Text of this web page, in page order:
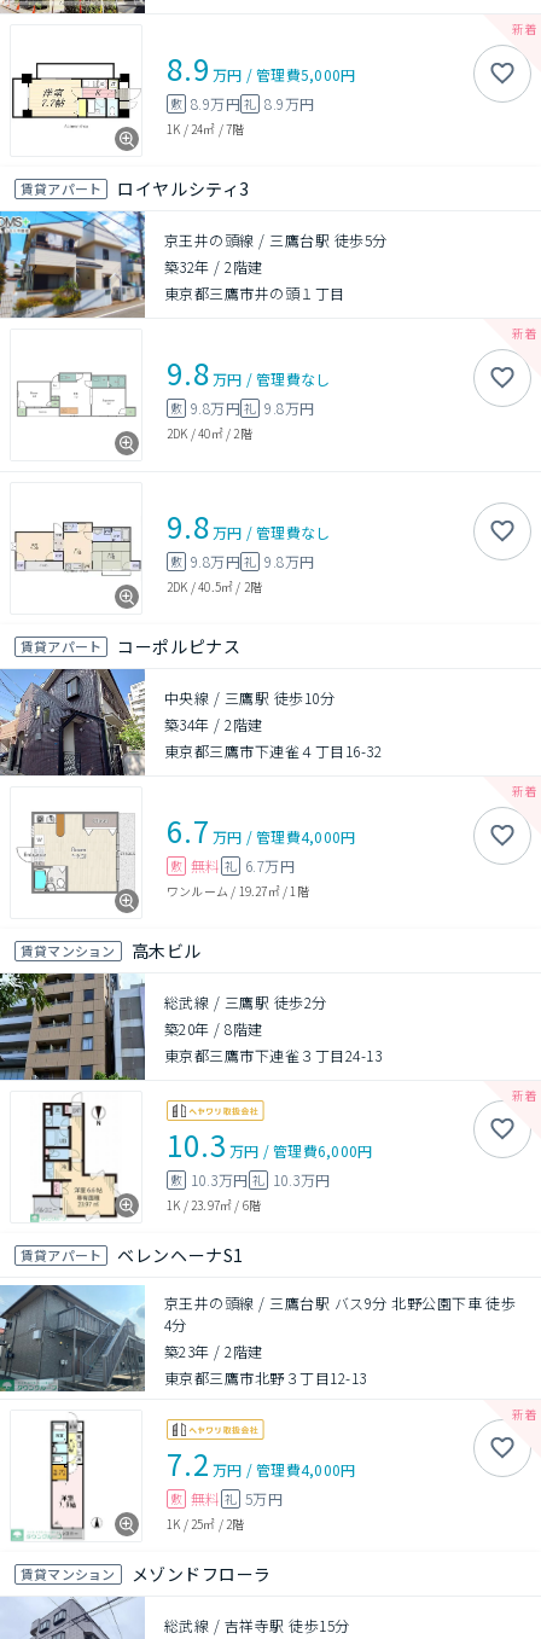
8.9 万円 /管理費5,000円
敷 8.9万円礼 8.9万円
1K / 24㎡ /7階
賃貸アパート ロイヤルシティ3
京王井の頭線 / 三鷹台駅 徒歩5分
築32年 /2階建
東京都三鷹市井の頭１丁目
9.8万円 /管理費なし
敷 9.8万円礼 9.8万円
2DK /40㎡/ 2階
9.8万円 /管理費なし
敷 9.8万円礼 9.8万円
2DK /40.5㎡ / 2階
賃貸アパート コーポルピナス
中央線 / 三鷹駅 徒歩10分
築34年 /2階建
東京都三鷹市下連雀４丁目16-32
6.7 万円 /管理費4,000円
敷 無料 礼 6.7万円
ワンルーム / 19.27㎡/ 1階
賃貸マンション 高木ビル
総武線 / 三鷹駅 徒歩2分
築20年 /8階建
東京都三鷹市下連雀３丁目24-13
10.3 万円 /管理費6,000円
敷 10.3万円 礼 10.3万円
1K /23.97㎡ / 6階
賃貸アパート ベレンヘーナS1
京王井の頭線 / 三鷹台駅 バス9分 北野公園下車 徒歩
4分
築23年 /2階建
東京都三鷹市北野３丁目12-13
7.2 万円 /管理費4,000円
敷 無料 礼 5万円
1K /25㎡ /2階
賃貸マンション メゾンドフローラ
総武線 / 吉祥寺駅 徒歩15分